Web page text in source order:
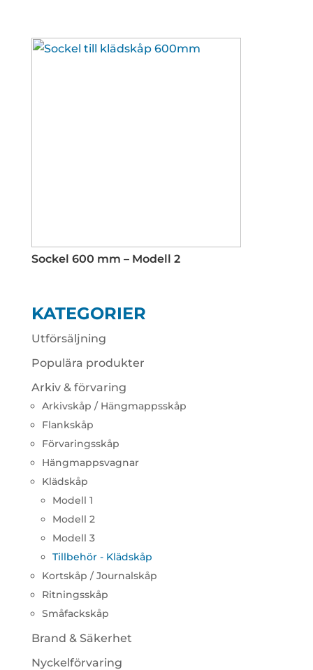
Sockel 600 mm – Modell 2
KATEGORIER
Utförsäljning
Populära produkter
Arkiv & förvaring
Arkivskåp / Hängmappsskåp
Flankskåp
Förvaringsskåp
Hängmappsvagnar
Klädskåp
Modell 1
Modell 2
Modell 3
Tillbehör - Klädskåp
Kortskåp / Journalskåp
Ritningsskåp
Småfackskåp
Brand & Säkerhet
Nyckelförvaring